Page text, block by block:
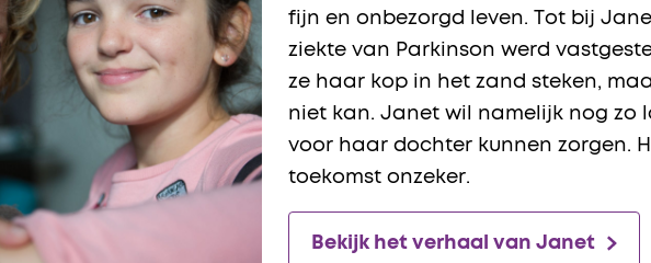
fijn en onbezorgd leven. Tot bij
ziekte van Parkinson werd
ze haar kop in het zand steken,
niet kan. Janet wil namelijk nog zo
voor haar dochter kunnen zorgen.
toekomst onzeker.
Bekijk het verhaal van Janet